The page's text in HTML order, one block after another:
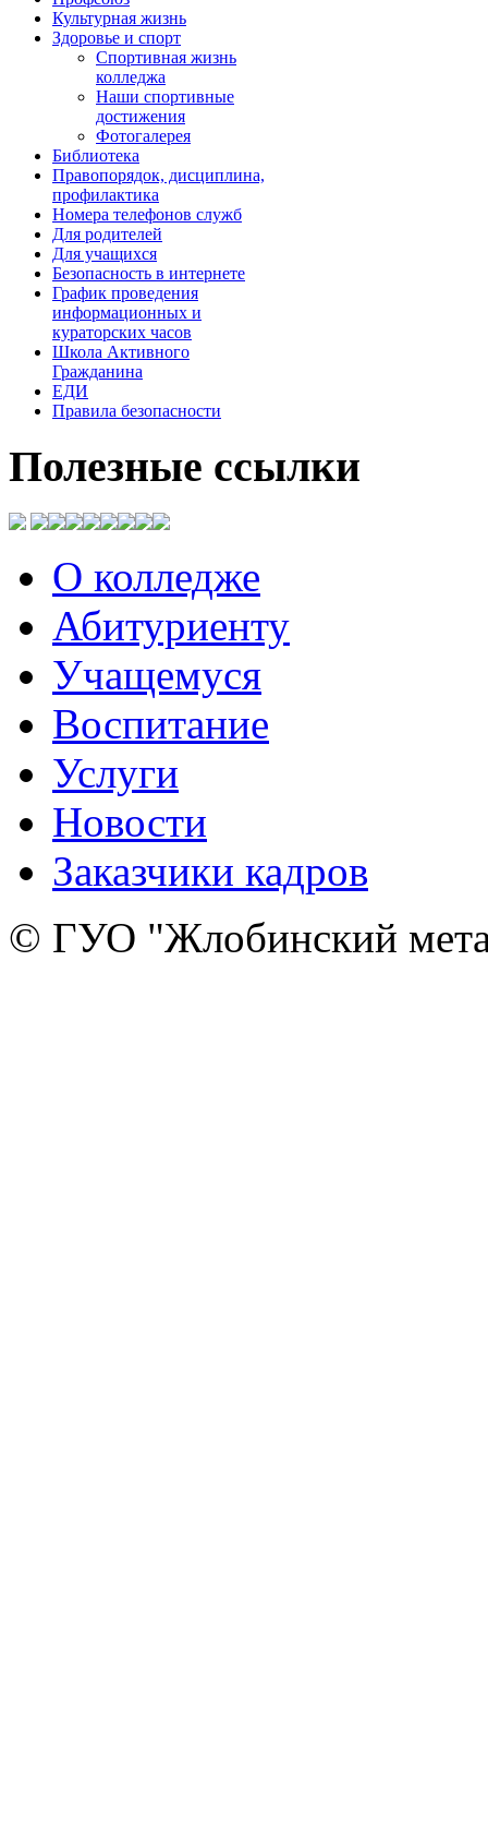
Культурная жизнь
Здоровье и спорт
Спортивная жизнь
колледжа
Наши спортивные
достижения
Фотогалерея
Библиотека
Правопорядок, дисциплина,
профилактика
Номера телефонов служб
Для родителей
Для учащихся
Безопасность в интернете
График проведения
информационных и
кураторских часов
Школа Активного
Гражданина
ЕДИ
Правила безопасности
Полезные ссылки
О колледже
Абитуриенту
Учащемуся
Воспитание
Услуги
Новости
Заказчики кадров
© ГУО "Жлобинский